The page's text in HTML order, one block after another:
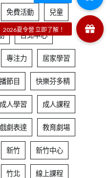
免費活動 兒童
台北中心
專注力 居家學習
節目 快樂芬多精
成人學習 成人課程
戲劇表達 教育劇場
新竹 新竹中心
竹北 線上課程